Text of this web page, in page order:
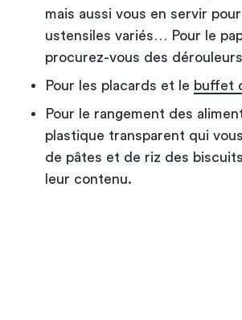
mais aussi vous en servir
ustensiles variés… Pour le
procurez-vous des
Pour les placards et le buffet
Pour le rangement des
plastique transparent qui
de pâtes et de riz des
leur contenu.